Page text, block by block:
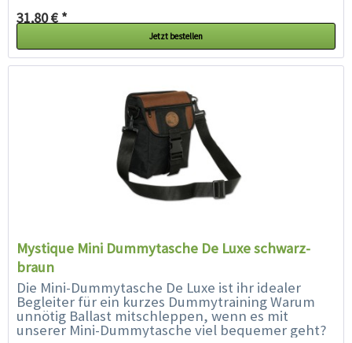
31,80 € *
Jetzt bestellen
Mystique Mini Dummytasche De Luxe schwarz-
braun
Die Mini-Dummytasche De Luxe ist ihr idealer
Begleiter für ein kurzes Dummytraining Warum
unnötig Ballast mitschleppen, wenn es mit
unserer Mini-Dummytasche viel bequemer geht?